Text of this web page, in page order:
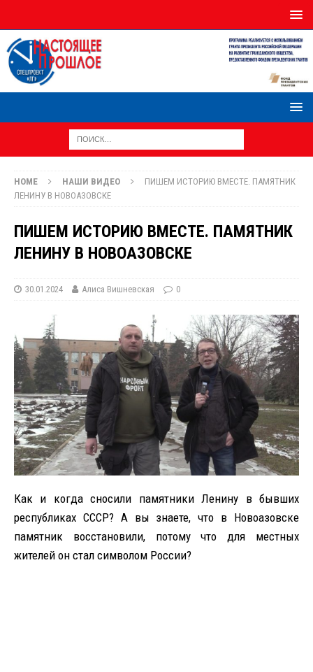
HOME НАШИ ВИДЕО
ПИШЕМ ИСТОРИЮ ВМЕСТЕ. ПАМЯТНИК
ЛЕНИНУ В НОВОАЗОВСКЕ
ПИШЕМ ИСТОРИЮ ВМЕСТЕ. ПАМЯТНИК
ЛЕНИНУ В НОВОАЗОВСКЕ
30.01.2024 Алиса Вишневская 0
Как и когда сносили памятники Ленину в бывших
республиках СССР? А вы знаете, что в Новоазовске
памятник восстановили, потому что для местных
жителей он стал символом России?